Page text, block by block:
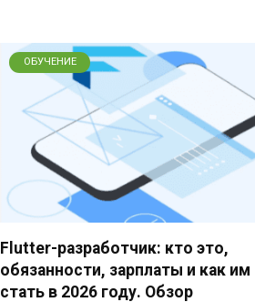
ОБУЧЕНИЕ
Flutter-разработчик: кто это,
обязанности, зарплаты и как им
стать в 2026 году. Обзор